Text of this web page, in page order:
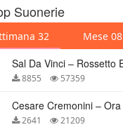
Suonerie
32 Mese 08
8855 57359
2641 21209